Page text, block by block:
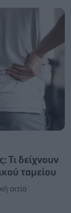
Τι δείχνουν
ταμείου
αιτία